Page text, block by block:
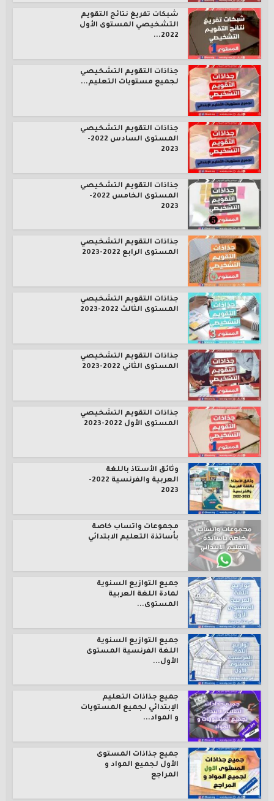
شبكات تفريغ نتائج التقويم
التشخيصي المستوى الأول
2022...
جذاذات التقويم التشخيصي
لجميع مستويات التعليم...
جذاذات التقويم التشخيصي
المستوى السادس 2022-
2023
جذاذات التقويم التشخيصي
المستوى الخامس 2022-
2023
جذاذات التقويم التشخيصي
المستوى الرابع 2022-2023
جذاذات التقويم التشخيصي
المستوى الثالث 2022-2023
جذاذات التقويم التشخيصي
المستوى الثاني 2022-2023
جذاذات التقويم التشخيصي
المستوى الأول 2022-2023
وثائق الأستاذ باللغة
العربية والفرنسية 2022-
2023
مجموعات واتساب خاصة
بأساتذة التعليم الابتدائي
جميع التوازيع السنوية
لمادة اللغة العربية
المستوى...
جميع التوازيع السنوية
اللغة الفرنسية المستوى
الأول...
جميع جذاذات التعليم
الإبتدائي لجميع المستويات
و المواد...
جميع جذاذات المستوى
الأول لجميع المواد و
المراجع